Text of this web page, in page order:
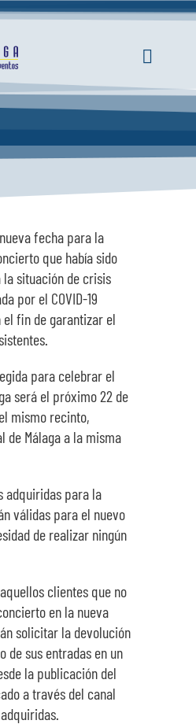
Toggle
fecha para la
que había sido
la situación de crisis
por el COVID-19
el fin de garantizar el
para celebrar el
será el próximo 22 de
mismo recinto,
de Málaga a la misma
adquiridas para la
válidas para el nuevo
de realizar ningún
clientes que no
en la nueva
solicitar la devolución
de sus entradas en un
la publicación del
a través del canal